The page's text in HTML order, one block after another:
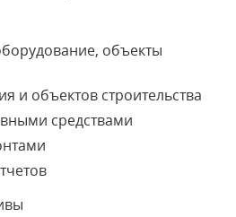
объекты
и объектов строительства
средствами